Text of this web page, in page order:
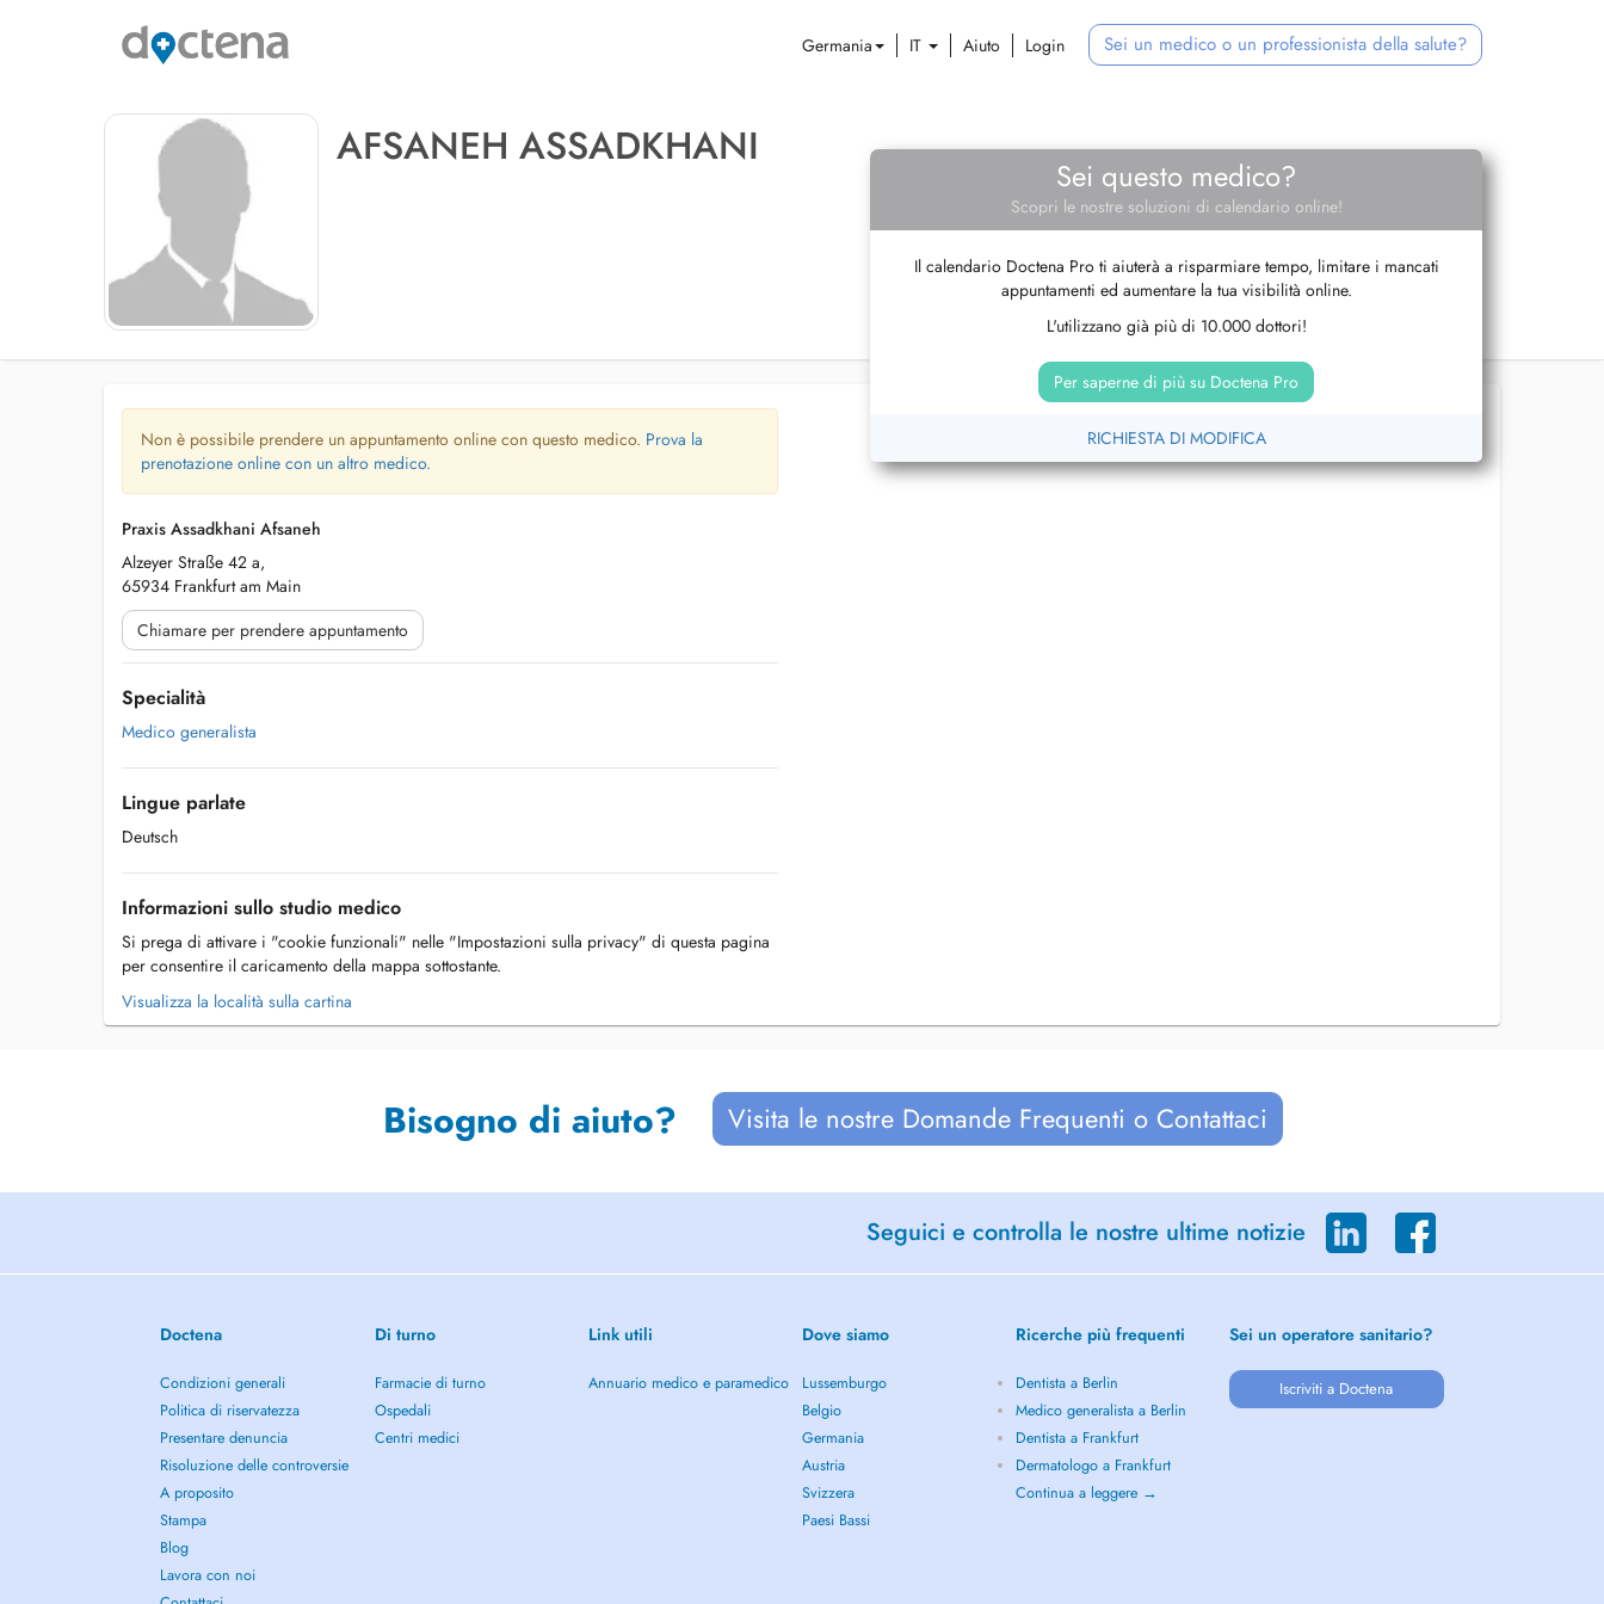
Germania IT Aiuto Login Sei un medico o un professionista della salute?
AFSANEH ASSADKHANI
Sei questo medico?
Scopri le nostre soluzioni di calendario online!
Il calendario Doctena Pro ti aiuterà a risparmiare tempo, limitare i mancati
appuntamenti ed aumentare la tua visibilità online.
L'utilizzano già più di 10.000 dottori!
Per saperne di più su Doctena Pro
RICHIESTA DI MODIFICA
Non è possibile prendere un appuntamento online con questo medico. Prova la
prenotazione online con un altro medico.
Praxis Assadkhani Afsaneh
Alzeyer Straße 42 a,
65934 Frankfurt am Main
Chiamare per prendere appuntamento
Specialità
Medico generalista
Lingue parlate
Deutsch
Informazioni sullo studio medico
Si prega di attivare i "cookie funzionali" nelle "Impostazioni sulla privacy" di questa pagina
per consentire il caricamento della mappa sottostante.
Visualizza la località sulla cartina
Bisogno di aiuto? Visita le nostre Domande Frequenti o Contattaci
Seguici e controlla le nostre ultime notizie
Doctena
Condizioni generali
Politica di riservatezza
Presentare denuncia
Risoluzione delle controversie
A proposito
Stampa
Blog
Lavora con noi
Di turno
Farmacie di turno
Ospedali
Centri medici
Link utili
Annuario medico e paramedico
Dove siamo
Lussemburgo
Belgio
Germania
Austria
Svizzera
Paesi Bassi
Ricerche più frequenti
Dentista a Berlin
Medico generalista a Berlin
Dentista a Frankfurt
Dermatologo a Frankfurt
Continua a leggere →
Sei un operatore sanitario?
Iscriviti a Doctena